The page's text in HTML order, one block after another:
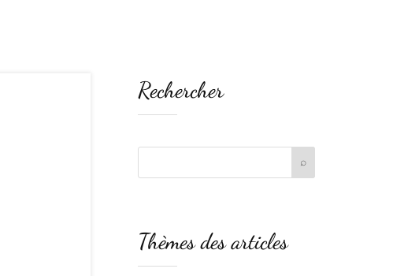
Rechercher
Thèmes des articles